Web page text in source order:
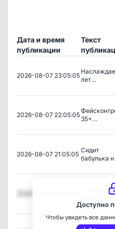
Дата и время
публикации
Текст
2026-08-07 23:05:05
лет…
2026-08-07 22:05:05
35+…
2026-08-07 21:05:05
Сидит
бабулька
2026-08-07 20:30:10
— Тебе не
Доступно
Чтобы увидеть все